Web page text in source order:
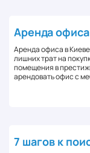
Аренда
Аренда офиса в
лишних трат на
помещения в
арендовать офис с
7 шагов к